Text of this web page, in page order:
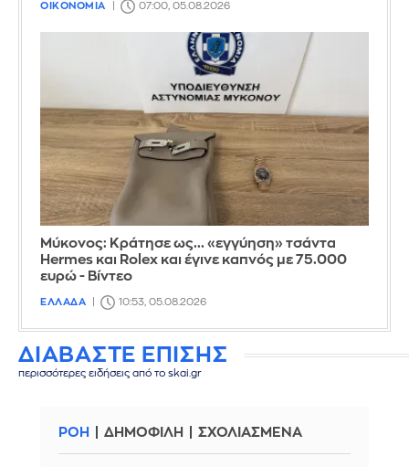
ΟΙΚΟΝΟΜΙΑ 07:00, 05.08.2026
Μύκονος: Κράτησε ως... «εγγύηση» τσάντα
Hermes και Rolex και έγινε καπνός με 75.000
ευρώ - Βίντεο
ΕΛΛΑΔΑ 10:53, 05.08.2026
ΔΙΑΒΑΣΤΕ ΕΠΙΣΗΣ
περισσότερες ειδήσεις από το skai.gr
ΡΟΗ ΔΗΜΟΦΙΛΗ ΣΧΟΛΙΑΣΜΕΝΑ